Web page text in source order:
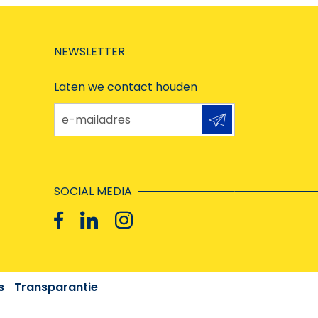
NEWSLETTER
Laten we contact houden
e-mailadres
SOCIAL MEDIA
Transparantie